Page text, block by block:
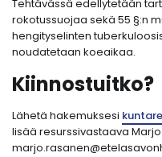
Tehtävässä edellytetään
rokotussuojaa sekä 55 §:n
hengityselinten
noudatetaan koeaikaa.
Kiinnostuitko?
Lähetä hakemuksesi
lisää resurssivastaava Marjo